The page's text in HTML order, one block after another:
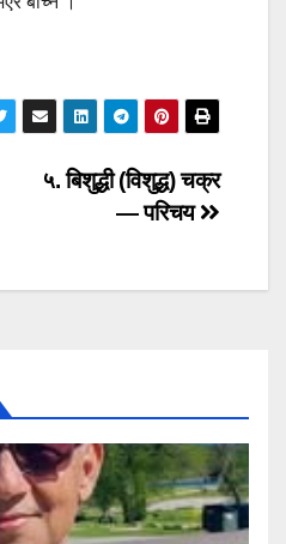
५. बिशुद्धी (विशुद्ध) चक्र
— परिचय